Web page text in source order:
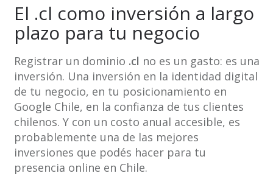
El .cl como inversión a largo
plazo para tu negocio
Registrar un dominio .cl no es un gasto: es una
inversión. Una inversión en la identidad digital
de tu negocio, en tu posicionamiento en
Google Chile, en la confianza de tus clientes
chilenos. Y con un costo anual accesible, es
probablemente una de las mejores
inversiones que podés hacer para tu
presencia online en Chile.